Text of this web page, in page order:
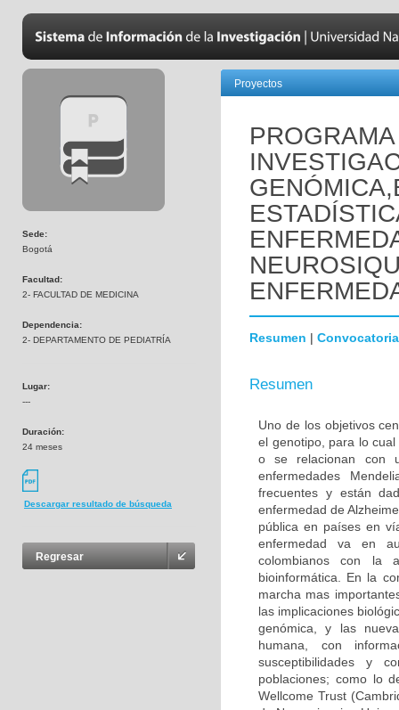
Sede:
Bogotá
Facultad:
2- FACULTAD DE MEDICINA
Dependencia:
2- DEPARTAMENTO DE PEDIATRÍA
Lugar:
---
Duración:
24 meses
Descargar resultado de búsqueda
Regresar
Proyectos
Resumen | Convocatoria
Resumen
Uno de los objetivos
el genotipo, para lo
o se relacionan con
enfermedades
frecuentes y están
enfermedad de
pública en países en
enfermedad va en
colombianos con la
bioinformática. En la
marcha mas
las implicaciones
genómica, y las
humana, con
susceptibilidades y
poblaciones; como lo
Wellcome Trust